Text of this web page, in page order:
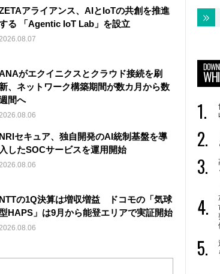
アライアンス、AIとIoTの共創を推進
る 「Agentic IoT Lab」を設立
がエクイニクスとクラウド接続を刷
、ネットワーク構築期間が数カ月から数
間へ
NRIセキュア、独自開発のAI統制基盤を導
入したSOCサービスを運用開始
NTTの1Q決算は増収増益 ドコモの「気球
HAPS」は9月から能登エリアで実証開始